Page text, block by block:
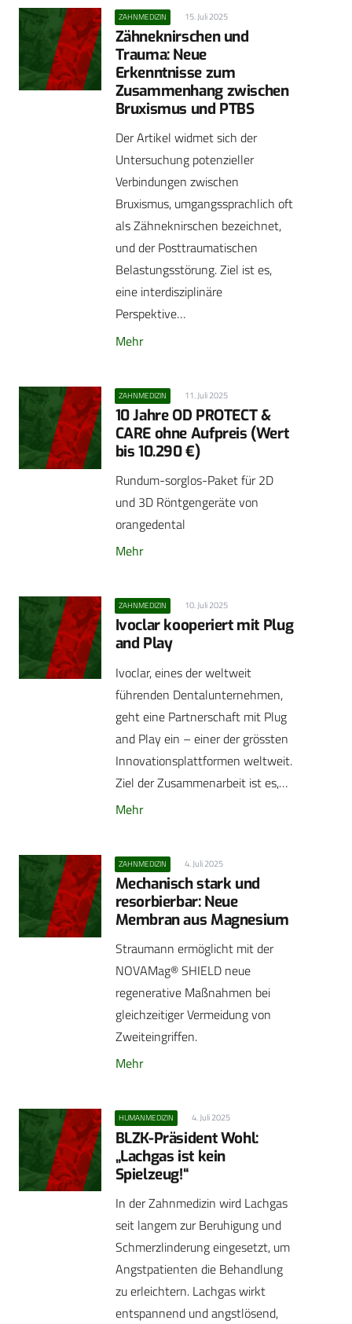
ZAHNMEDIZIN 15. Juli 2025
Zähneknirschen und
Trauma: Neue
Erkenntnisse zum
Zusammenhang zwischen
Bruxismus und PTBS
Der Artikel widmet sich der
Untersuchung potenzieller
Verbindungen zwischen
Bruxismus, umgangssprachlich oft
als Zähneknirschen bezeichnet,
und der Posttraumatischen
Belastungsstörung. Ziel ist es,
eine interdisziplinäre
Perspektive…
Mehr
ZAHNMEDIZIN 11. Juli 2025
10 Jahre OD PROTECT &
CARE ohne Aufpreis (Wert
bis 10.290 €)
Rundum-sorglos-Paket für 2D
und 3D Röntgengeräte von
orangedental
Mehr
ZAHNMEDIZIN 10. Juli 2025
Ivoclar kooperiert mit Plug
and Play
Ivoclar, eines der weltweit
führenden Dentalunternehmen,
geht eine Partnerschaft mit Plug
and Play ein – einer der grössten
Innovationsplattformen weltweit.
Ziel der Zusammenarbeit ist es,…
Mehr
ZAHNMEDIZIN 4. Juli 2025
Mechanisch stark und
resorbierbar: Neue
Membran aus Magnesium
Straumann ermöglicht mit der
NOVAMag® SHIELD neue
regenerative Maßnahmen bei
gleichzeitiger Vermeidung von
Zweiteingriffen.
Mehr
HUMANMEDIZIN 4. Juli 2025
BLZK-Präsident Wohl:
„Lachgas ist kein
Spielzeug!“
In der Zahnmedizin wird Lachgas
seit langem zur Beruhigung und
Schmerzlinderung eingesetzt, um
Angstpatienten die Behandlung
zu erleichtern. Lachgas wirkt
entspannend und angstlösend,